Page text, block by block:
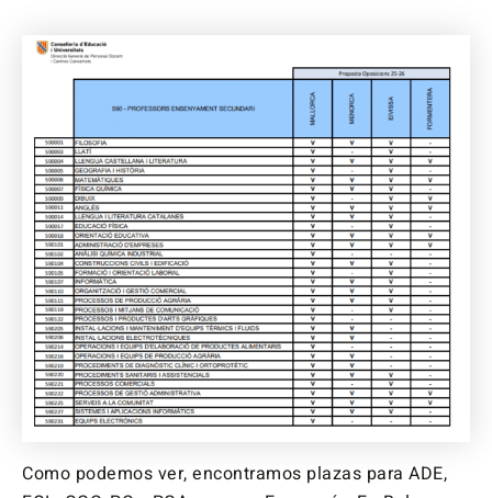
Como podemos ver, encontramos plazas para ADE,